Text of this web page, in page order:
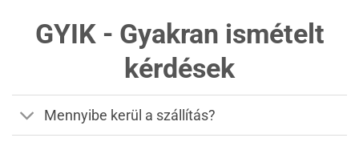
GYIK - Gyakran ismételt
kérdések
Mennyibe kerül a szállítás?